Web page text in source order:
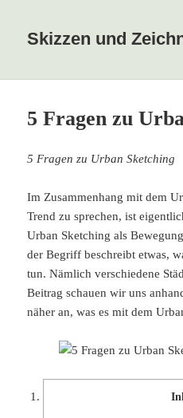
Skizzen und
5 Fragen zu
5 Fragen zu Urban Sketching
Im Zusammenhang mit dem
Trend zu sprechen, ist
Urban Sketching als
der Begriff beschreibt etwas,
tun. Nämlich verschiedene
Beitrag schauen wir uns
näher an, was es mit dem